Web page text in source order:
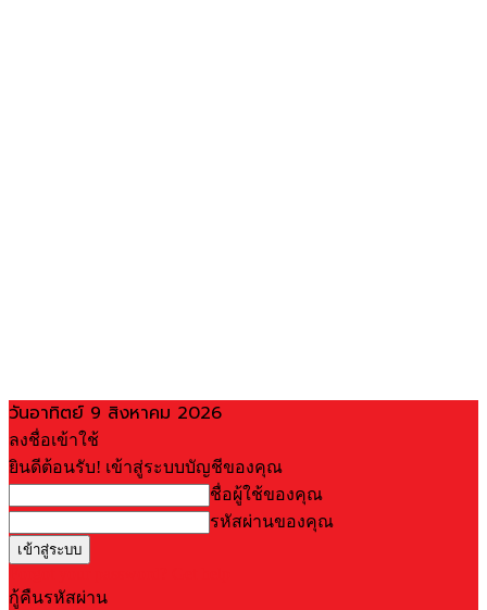
วันอาทิตย์ 9 สิงหาคม 2026
ลงชื่อเข้าใช้
ยินดีต้อนรับ! เข้าสู่ระบบบัญชีของคุณ
ชื่อผู้ใช้ของคุณ
รหัสผ่านของคุณ
กู้คืนรหัสผ่าน